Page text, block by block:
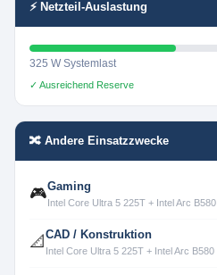
⚡ Netzteil-Auslastung
325 W Systemlast
✓ Ausreichend Reserve
🔀 Andere Einsatzzwecke
🎮Gaming
Intel Core Ultra 5 225T + Intel Arc B580
📐 CAD / Konstruktion
Intel Core Ultra 5 225T + Intel Arc B580